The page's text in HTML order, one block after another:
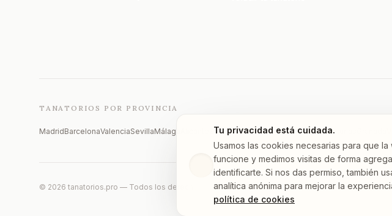
TANATORIOS POR PROVINCIA
MadridBarcelonaValenciaSevillaMálaga ZaragozaVizcayaMurcia A CoruñaAsturias
© 2026 tanatorios.pro — Todos los derechos reservados
Tu privacidad está cuidada.
Usamos las cookies necesarias para que la
funcione y medimos visitas de forma
identificarte. Si nos das permiso, también
analítica anónima para mejorar la
política de cookies